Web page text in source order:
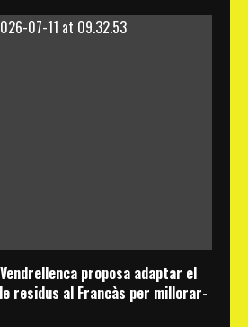
proposa adaptar el
residus al Francàs per millorar-